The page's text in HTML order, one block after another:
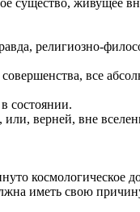
религиозно-
все
состоянии.
верней, вне
космологическое
иметь свою